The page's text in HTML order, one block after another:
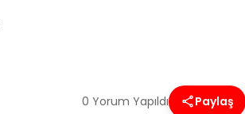
0 Yorum Yapıldı Paylaş